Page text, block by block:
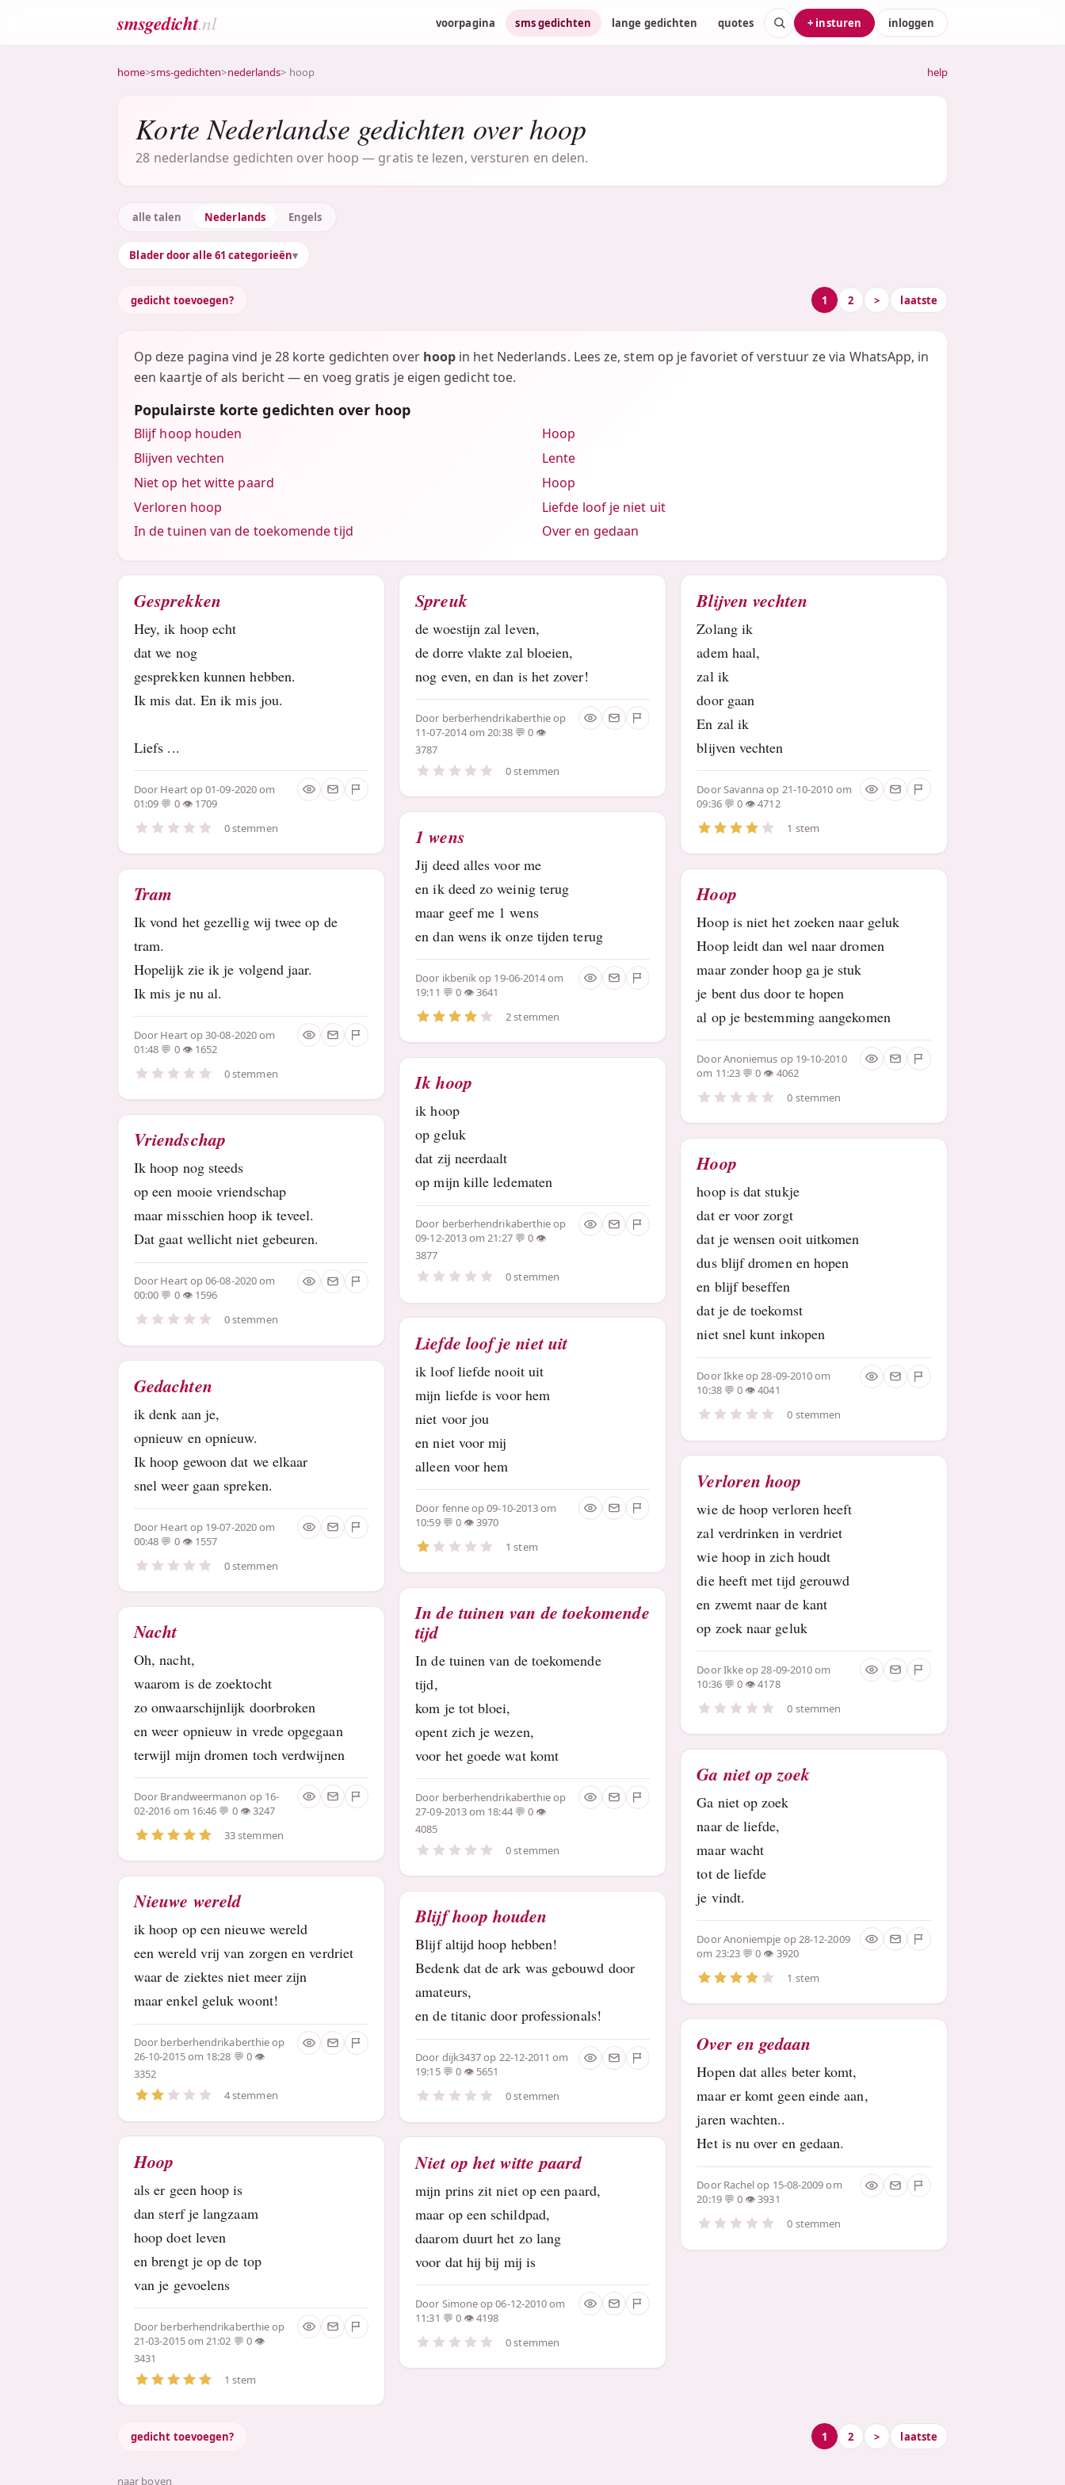
smsgedicht.nl voorpagina sms gedichten lange gedichten quotes + insturen inloggen
home>sms-gedichten>nederlands> hoop help
Korte Nederlandse gedichten over hoop
28 nederlandse gedichten over hoop — gratis te lezen, versturen en delen.
alle talen Nederlands Engels
Blader door alle 61 categorieën
gedicht toevoegen? 1 2 > laatste
Op deze pagina vind je 28 korte gedichten over hoop in het Nederlands. Lees ze, stem op je favoriet of verstuur ze via WhatsApp, in
een kaartje of als bericht — en voeg gratis je eigen gedicht toe.
Populairste korte gedichten over hoop
Blijf hoop houden
Blijven vechten
Niet op het witte paard
Verloren hoop
In de tuinen van de toekomende tijd
Hoop
Lente
Hoop
Liefde loof je niet uit
Over en gedaan
Gesprekken
Hey, ik hoop echt
dat we nog
gesprekken kunnen hebben.
Ik mis dat. En ik mis jou.
Liefs ...
Door Heartop 01-09-2020 om
01:09
0
1709
0 stemmen
Tram
Ik vond het gezellig wij twee op de
tram.
Hopelijk zie ik je volgend jaar.
Ik mis je nu al.
Door Heartop 30-08-2020 om
01:48
0
1652
0 stemmen
Vriendschap
Ik hoop nog steeds
op een mooie vriendschap
maar misschien hoop ik teveel.
Dat gaat wellicht niet gebeuren.
Door Heartop 06-08-2020 om
00:00
0
1596
0 stemmen
Gedachten
ik denk aan je,
opnieuw en opnieuw.
Ik hoop gewoon dat we elkaar
snel weer gaan spreken.
Door Heartop 19-07-2020 om
00:48
0
1557
0 stemmen
Nacht
Oh, nacht,
waarom is de zoektocht
zo onwaarschijnlijk doorbroken
en weer opnieuw in vrede opgegaan
terwijl mijn dromen toch verdwijnen
Door Brandweermanon op 16-
02-2016 om 16:46
0
3247
33 stemmen
Nieuwe wereld
ik hoop op een nieuwe wereld
een wereld vrij van zorgen en verdriet
waar de ziektes niet meer zijn
maar enkel geluk woont!
Door berberhendrikaberthieop
26-10-2015 om 18:28
0
3352
4 stemmen
Hoop
als er geen hoop is
dan sterf je langzaam
hoop doet leven
en brengt je op de top
van je gevoelens
Door berberhendrikaberthieop
21-03-2015 om 21:02
0
3431
1 stem
Spreuk
de woestijn zal leven,
de dorre vlakte zal bloeien,
nog even, en dan is het zover!
Door berberhendrikaberthieop
11-07-2014 om 20:38
0
3787
0 stemmen
1 wens
Jij deed alles voor me
en ik deed zo weinig terug
maar geef me 1 wens
en dan wens ik onze tijden terug
Door ikbenikop 19-06-2014 om
19:11
0
3641
2 stemmen
Ik hoop
ik hoop
op geluk
dat zij neerdaalt
op mijn kille ledematen
Door berberhendrikaberthieop
09-12-2013 om 21:27
0
3877
0 stemmen
Liefde loof je niet uit
ik loof liefde nooit uit
mijn liefde is voor hem
niet voor jou
en niet voor mij
alleen voor hem
Door fenneop 09-10-2013 om
10:59
0
3970
1 stem
In de tuinen van de toekomende
tijd
In de tuinen van de toekomende
tijd,
kom je tot bloei,
opent zich je wezen,
voor het goede wat komt
Door berberhendrikaberthieop
27-09-2013 om 18:44
0
4085
0 stemmen
Blijf hoop houden
Blijf altijd hoop hebben!
Bedenk dat de ark was gebouwd door
amateurs,
en de titanic door professionals!
Door dijk3437op 22-12-2011 om
19:15
0
5651
0 stemmen
Niet op het witte paard
mijn prins zit niet op een paard,
maar op een schildpad,
daarom duurt het zo lang
voor dat hij bij mij is
Door Simoneop 06-12-2010 om
11:31
0
4198
0 stemmen
Blijven vechten
Zolang ik
adem haal,
zal ik
door gaan
En zal ik
blijven vechten
DoorSavannaop 21-10-2010 om
09:36
0
4712
1 stem
Hoop
Hoop is niet het zoeken naar geluk
Hoop leidt dan wel naar dromen
maar zonder hoop ga je stuk
je bent dus door te hopen
al op je bestemming aangekomen
DoorAnoniemus op 19-10-2010
om 11:23
0
4062
0 stemmen
Hoop
hoop is dat stukje
dat er voor zorgt
dat je wensen ooit uitkomen
dus blijf dromen en hopen
en blijf beseffen
dat je de toekomst
niet snel kunt inkopen
DoorIkkeop 28-09-2010 om
10:38
0
4041
0 stemmen
Verloren hoop
wie de hoop verloren heeft
zal verdrinken in verdriet
wie hoop in zich houdt
die heeft met tijd gerouwd
en zwemt naar de kant
op zoek naar geluk
DoorIkkeop 28-09-2010 om
10:36
0
4178
0 stemmen
Ga niet op zoek
Ga niet op zoek
naar de liefde,
maar wacht
tot de liefde
je vindt.
DoorAnoniempje op 28-12-2009
om 23:23
0
3920
1 stem
Over en gedaan
Hopen dat alles beter komt,
maar er komt geen einde aan,
jaren wachten..
Het is nu over en gedaan.
Door Rachelop 15-08-2009 om
20:19
0
3931
0 stemmen
gedicht toevoegen? 1 2 > laatste
naar boven